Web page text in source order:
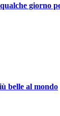
giorno
belle al mondo